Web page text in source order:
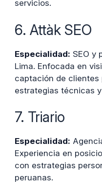
servicios.
6. Attàk SEO
Especialidad: SEO y
Lima. Enfocada en
captación de clientes
estrategias técnicas
7. Triario
Especialidad:
Experiencia en
con estrategias
peruanas.